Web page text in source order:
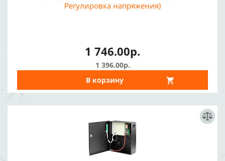
Регулировка напряжения)
1 746.00р.
1 396.00р.
В корзину